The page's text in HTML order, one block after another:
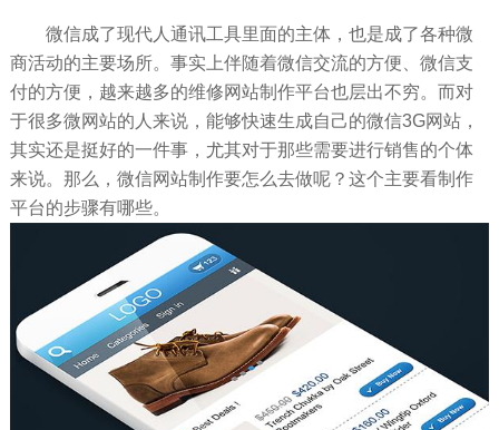
微信成了现代人通讯工具里面的主体，也是成了各种微
商活动的主要场所。事实上伴随着微信交流的方便、微信支
付的方便，越来越多的维修网站制作平台也层出不穷。而对
于很多微网站的人来说，能够快速生成自己的微信3G网站，
其实还是挺好的一件事，尤其对于那些需要进行销售的个体
来说。那么，微信网站制作要怎么去做呢？这个主要看制作
平台的步骤有哪些。